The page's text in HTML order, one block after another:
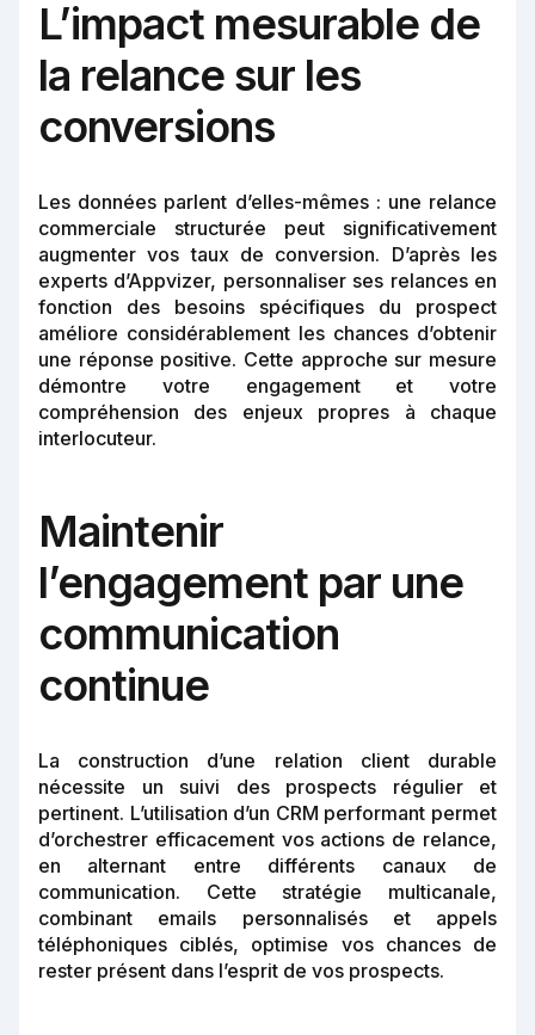
L’impact mesurable de
la relance sur les
conversions
Les données parlent d’elles-mêmes : une relance
commerciale structurée peut significativement
augmenter vos taux de conversion. D’après les
experts d’Appvizer, personnaliser ses relances en
fonction des besoins spécifiques du prospect
améliore considérablement les chances d’obtenir
une réponse positive. Cette approche sur mesure
démontre votre engagement et votre
compréhension des enjeux propres à chaque
interlocuteur.
Maintenir
l’engagement par une
communication
continue
La construction d’une relation client durable
nécessite un suivi des prospects régulier et
pertinent. L’utilisation d’un CRM performant permet
d’orchestrer efficacement vos actions de relance,
en alternant entre différents canaux de
communication. Cette stratégie multicanale,
combinant emails personnalisés et appels
téléphoniques ciblés, optimise vos chances de
rester présent dans l’esprit de vos prospects.